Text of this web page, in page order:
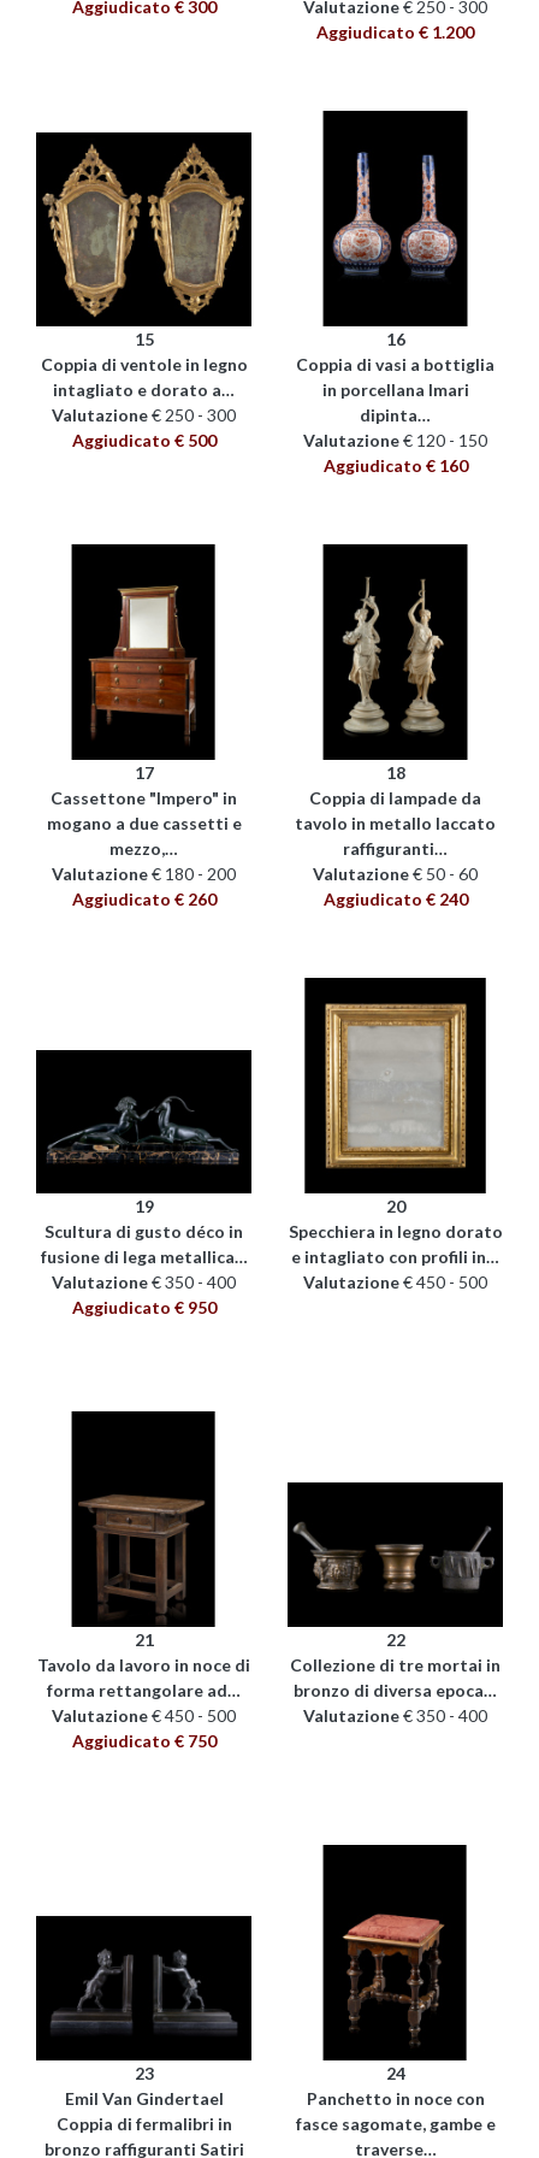
Aggiudicato € 300 Valutazione€ 250 - 300
Aggiudicato € 1.200
15
Coppia di ventole in legno
intagliato e dorato a…
Valutazione€ 250 - 300
Aggiudicato € 500
16
Coppia di vasi a bottiglia
in porcellana Imari
dipinta…
Valutazione€ 120 - 150
Aggiudicato € 160
17
Cassettone "Impero" in
mogano a due cassetti e
mezzo,…
Valutazione€ 180 - 200
Aggiudicato € 260
18
Coppia di lampade da
tavolo in metallo laccato
raffiguranti…
Valutazione€ 50 - 60
Aggiudicato € 240
19
Scultura di gusto déco in
fusione di lega metallica…
Valutazione€ 350 - 400
Aggiudicato € 950
20
Specchiera in legno dorato
e intagliato con profili in…
Valutazione€ 450 - 500
21
Tavolo da lavoro in noce di
forma rettangolare ad…
Valutazione€ 450 - 500
Aggiudicato € 750
22
Collezione di tre mortai in
bronzo di diversa epoca…
Valutazione€ 350 - 400
23
Emil Van Gindertael
Coppia di fermalibri in
bronzo raffiguranti Satiri
24
Panchetto in noce con
fasce sagomate, gambe e
traverse…